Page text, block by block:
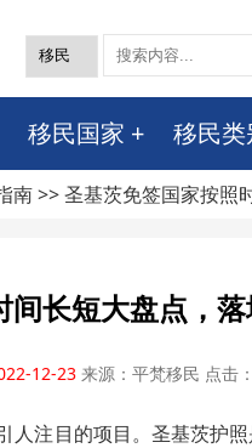
移民国家 移民类
南>> 圣基茨免签国家按照
长短大盘点，
12-23 来源：平梵移民 点击：
人注目的项目。圣基茨护